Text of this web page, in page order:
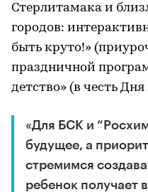
Стерлитамака и
городов:
быть круто!»
праздничной
детство» (в честь
«Для БСК и
будущее, а
стремимся
ребенок получает